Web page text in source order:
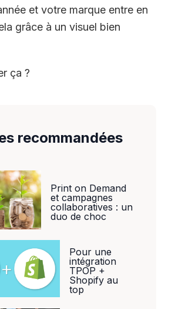
et votre marque entre en
grâce à un visuel bien
ça ?
recommandées
Print on Demand
et campagnes
collaboratives : un
duo de choc
Pour une
intégration
TPOP +
Shopify au
top